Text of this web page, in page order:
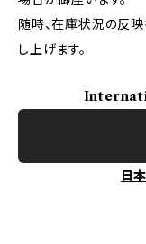
随時、在庫状況の反映
し上げます。
日